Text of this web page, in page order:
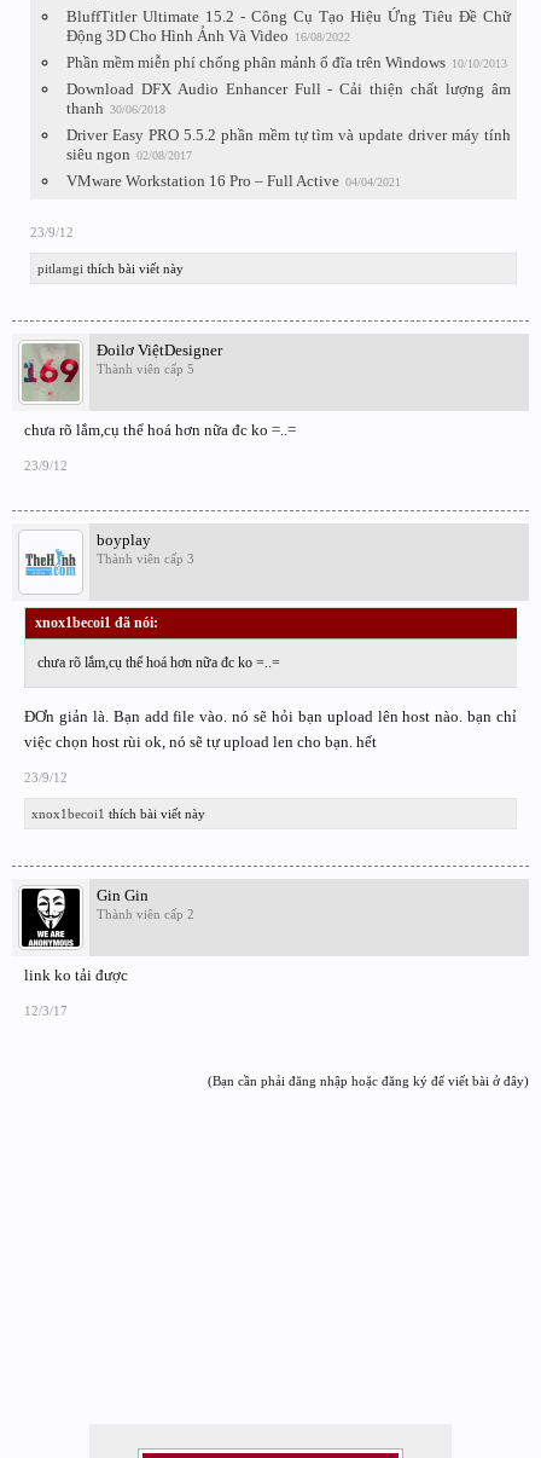
BluffTitler Ultimate 15.2 - Công Cụ Tạo Hiệu Ứng Tiêu Đề Chữ
Động 3D Cho Hình Ảnh Và Video
16/08/2022
Phần mềm miễn phí chống phân mảnh ổ đĩa trên Windows 10/10/2013
Download DFX Audio Enhancer Full - Cải thiện chất lượng âm
thanh 30/06/2018
Driver Easy PRO 5.5.2 phần mềm tự tìm và update driver máy tính
siêu ngon 02/08/2017
VMware Workstation 16 Pro – Full Active 04/04/2021
23/9/12
pitlamgi thích bài viết này
Đoilơ ViệtDesigner
Thành viên cấp 5
chưa rõ lắm,cụ thể hoá hơn nữa đc ko =..=
23/9/12
boyplay
Thành viên cấp 3
xnox1becoi1 đã nói:
chưa rõ lắm,cụ thể hoá hơn nữa đc ko =..=
ĐƠn giản là. Bạn add file vào. nó sẽ hỏi bạn upload lên host nào. bạn chỉ
việc chọn host rùi ok, nó sẽ tự upload len cho bạn. hết
23/9/12
xnox1becoi1 thích bài viết này
Gin Gin
Thành viên cấp 2
link ko tải được
12/3/17
(Bạn cần phải đăng nhập hoặc đăng ký để viết bài ở đây)